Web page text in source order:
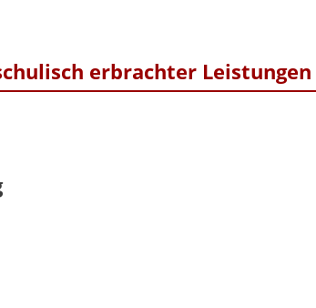
erbrachter Leistungen